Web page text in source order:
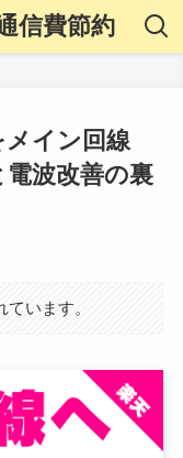
信費節約
メイン回線
波改善の裏
います。